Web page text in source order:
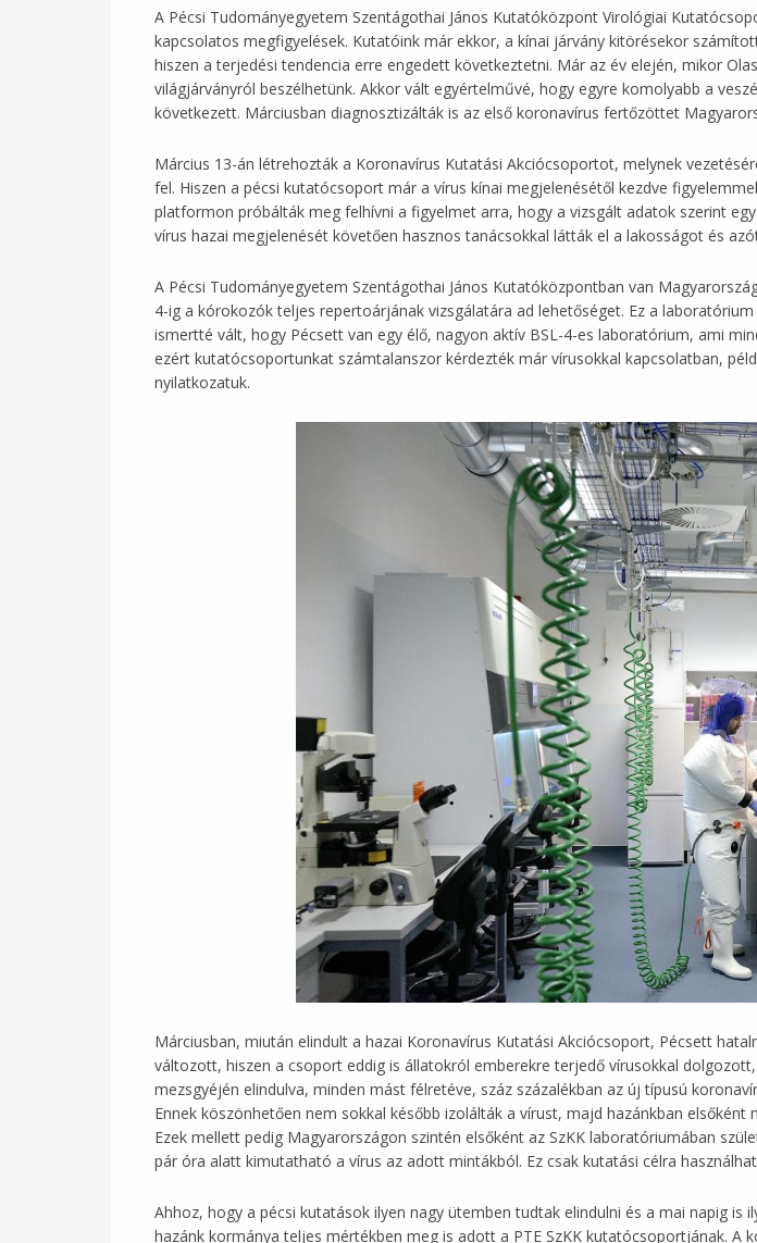
A Pécsi Tudományegyetem Szentágothai János Kutatóközpont Virológiai
kapcsolatos megfigyelések. Kutatóink már ekkor, a kínai járvány kitörésekor
hiszen a terjedési tendencia erre engedett következtetni. Már az év elején, mikor
világjárványról beszélhetünk. Akkor vált egyértelművé, hogy egyre komolyabb a
következett. Márciusban diagnosztizálták is az első koronavírus fertőzöttet
Március 13-án létrehozták a Koronavírus Kutatási Akciócsoportot, melynek
fel. Hiszen a pécsi kutatócsoport már a vírus kínai megjelenésétől kezdve
platformon próbálták meg felhívni a figyelmet arra, hogy a vizsgált adatok szerint
vírus hazai megjelenését követően hasznos tanácsokkal látták el a lakosságot és
A Pécsi Tudományegyetem Szentágothai János Kutatóközpontban van
4-ig a kórokozók teljes repertoárjának vizsgálatára ad lehetőséget. Ez a
ismertté vált, hogy Pécsett van egy élő, nagyon aktív BSL-4-es laboratórium, ami
ezért kutatócsoportunkat számtalanszor kérdezték már vírusokkal kapcsolatban,
nyilatkozatuk.
Márciusban, miután elindult a hazai Koronavírus Kutatási Akciócsoport, Pécsett
változott, hiszen a csoport eddig is állatokról emberekre terjedő vírusokkal
mezsgyéjén elindulva, minden mást félretéve, száz százalékban az új típusú
Ennek köszönhetően nem sokkal később izolálták a vírust, majd hazánkban
Ezek mellett pedig Magyarországon szintén elsőként az SzKK laboratóriumában
pár óra alatt kimutatható a vírus az adott mintákból. Ez csak kutatási célra
Ahhoz, hogy a pécsi kutatások ilyen nagy ütemben tudtak elindulni és a mai napig
hazánk kormánya teljes mértékben meg is adott a PTE SzKK kutatócsoportjának.